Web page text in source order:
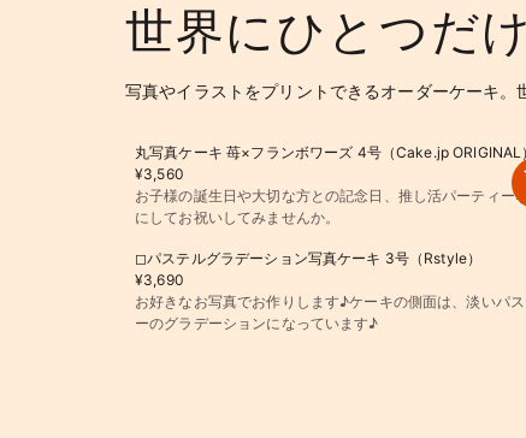
世界にひとつだ
写真やイラストをプリントできるオーダーケーキ。
丸写真ケーキ 苺×フランボワーズ 4号（Cake.jp ORIGINAL
¥3,560
お子様の誕生日や大切な方との記念日、推し活パーティ
にしてお祝いしてみませんか。
◻︎パステルグラデーション写真ケーキ 3号（Rstyle）
¥3,690
お好きなお写真でお作りします♪ケーキの側面は、淡いパス
ーのグラデーションになっています♪